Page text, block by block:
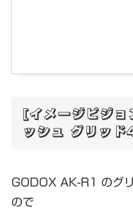
[イメージビジ
ッシュ グリッ
GODOX AK-R1 のグ
ので